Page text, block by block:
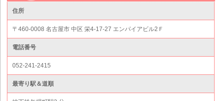
住所
〒460-0008 名古屋市 中区 栄4-17-27 エンパイアビル2Ｆ
電話番号
052-241-2415
最寄り駅＆道順